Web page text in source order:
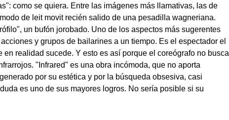
como se quiera. Entre las imágenes más llamativas, las de
de leit movit recién salido de una pesadilla wagneriana.
un bufón jorobado. Uno de los aspectos más sugerentes
y grupos de bailarines a un tiempo. Es el espectador el
realidad sucede. Y esto es así porque el coreógrafo no busca
"Infrared" es una obra incómoda, que no aporta
por su estética y por la búsqueda obsesiva, casi
es uno de sus mayores logros. No sería posible si su